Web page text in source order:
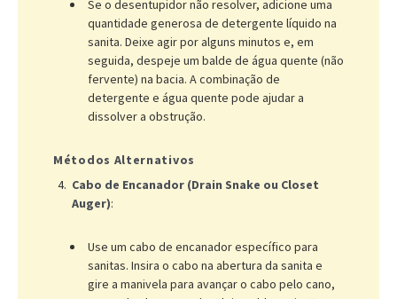
Se o desentupidor não resolver, adicione uma
quantidade generosa de detergente líquido na
sanita. Deixe agir por alguns minutos e, em
seguida, despeje um balde de água quente (não
fervente) na bacia. A combinação de
detergente e água quente pode ajudar a
dissolver a obstrução.
Métodos Alternativos
Cabo de Encanador (Drain Snake ou Closet
Auger):
Use um cabo de encanador específico para
sanitas. Insira o cabo na abertura da sanita e
gire a manivela para avançar o cabo pelo cano,